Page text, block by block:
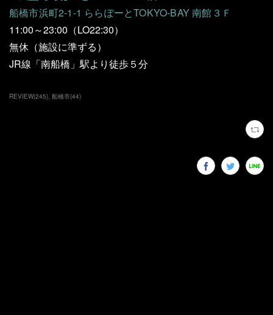
船橋市浜町2-1-1 ららぽーとTOKYO-BAY 南館３Ｆ
11:00～23:00（LO22:30）
無休（施設に準ずる）
JR線「南船橋」駅より徒歩５分
REVIEW(245) 船橋市(44)